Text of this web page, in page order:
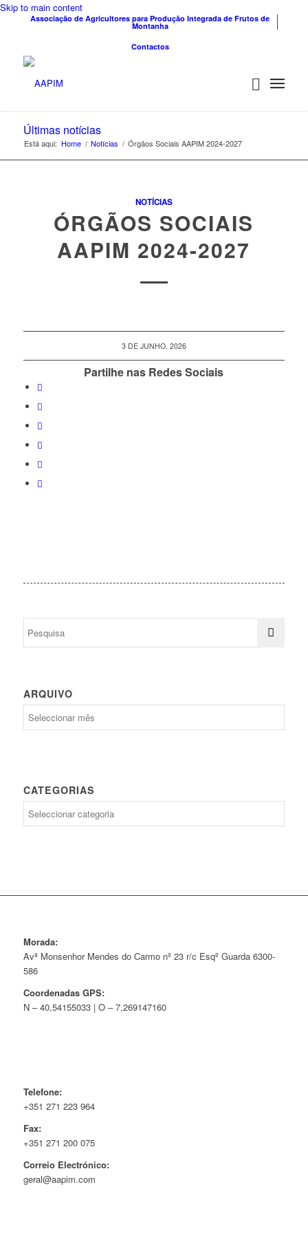
Skip to main content
Associação de Agricultores para Produção Integrada de Frutos de
Montanha
Contactos
Últimas notícias
Está aqui: Home / Notícias / Órgãos Sociais AAPIM 2024-2027
NOTÍCIAS
ÓRGÃOS SOCIAIS
AAPIM 2024-2027
3 DE JUNHO, 2026
Partilhe nas Redes Sociais
ARQUIVO
CATEGORIAS
Morada:
Avª Monsenhor Mendes do Carmo nº 23 r/c Esqº Guarda 6300-
586
Coordenadas GPS:
N – 40,54155033 | O – 7,269147160
Telefone:
+351 271 223 964
Fax:
+351 271 200 075
Correio Electrónico:
geral@aapim.com